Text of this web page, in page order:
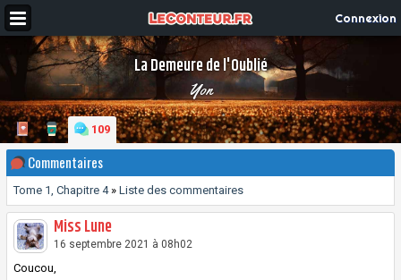
Connexion
La Demeure de l'Oublié
Yon
109
Commentaires
Tome 1, Chapitre 4» Liste des commentaires
Miss Lune
16 septembre 2021 à 08h02
Coucou,